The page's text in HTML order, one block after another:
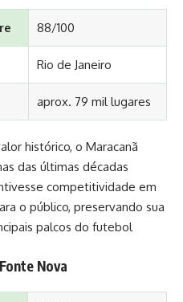
88/100
Rio de Janeiro
aprox. 79 mil lugares
histórico, o Maracanã
das últimas décadas
competitividade em
o público, preservando sua
palcos do futebol
Nova